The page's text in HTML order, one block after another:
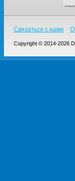
Связаться с нами О
Copyright © 2014-2026